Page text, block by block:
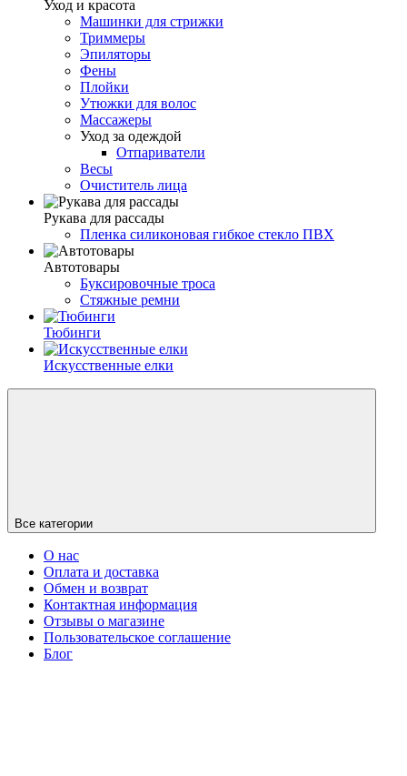
Уход и красота
Машинки для стрижки
Триммеры
Эпиляторы
Фены
Плойки
Утюжки для волос
Массажеры
Уход за одеждой
Отпариватели
Весы
Очиститель лица
Рукава для рассады
Пленка силиконовая гибкое стекло ПВХ
Автотовары
Буксировочные троса
Стяжные ремни
Тюбинги
Искусственные елки
Все категории
О нас
Оплата и доставка
Обмен и возврат
Контактная информация
Отзывы о магазине
Пользовательское соглашение
Блог